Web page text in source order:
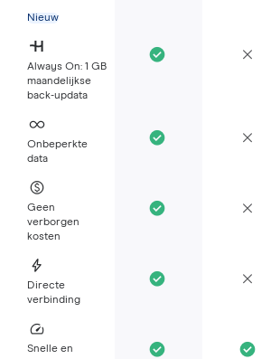
Nieuw
Always On: 1 GB
maandelijkse
back-updata
Onbeperkte
data
Geen
verborgen
kosten
Directe
verbinding
Snelle en